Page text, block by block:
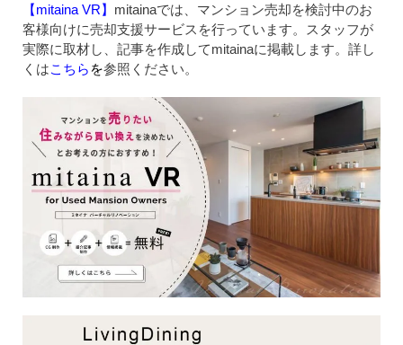
【mitaina VR】 mitainaでは、マンション売却を検討中のお
客様向けに売却支援サービスを行っています。スタッフが
実際に取材し、記事を作成してmitainaに掲載します。詳し
くはこちら を参照ください。